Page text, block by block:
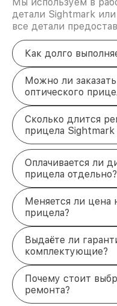
детали Sightmark
все детали
Как долго
Можно ли
оптического
Сколько длится
прицела Sightmark
Оплачивается ли
прицела отдельно?
Меняется ли цена
прицела?
Выдаёте ли
комплектующие?
Почему стоит
ремонта?